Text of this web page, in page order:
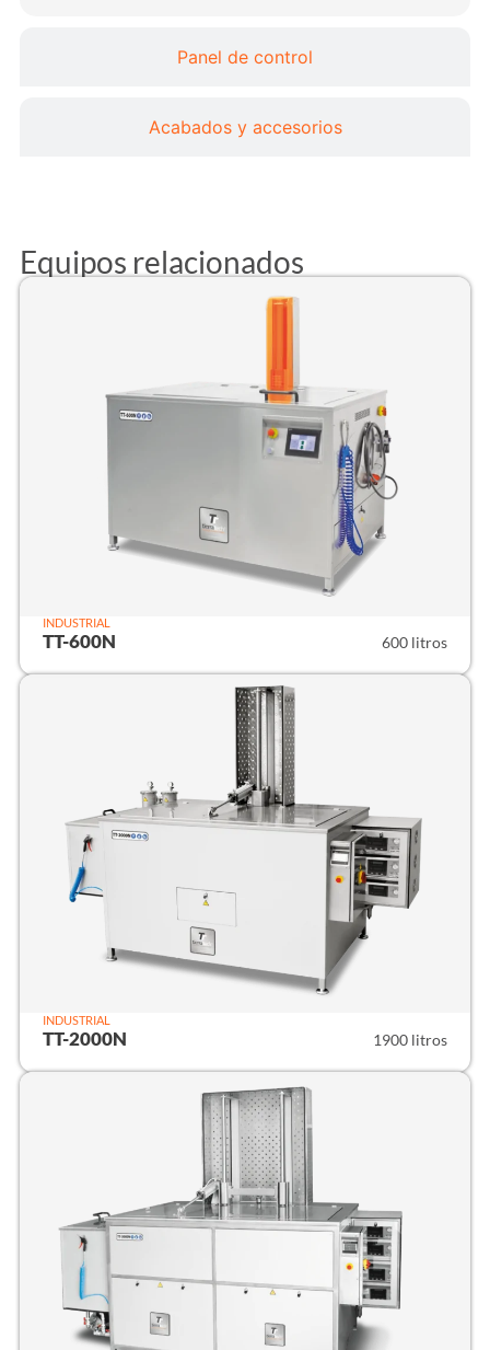
Panel de control
Acabados y accesorios
Equipos relacionados
INDUSTRIAL
TT-600N 600 litros
INDUSTRIAL
TT-2000N 1900 litros